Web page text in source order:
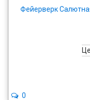
Фейерверк
0